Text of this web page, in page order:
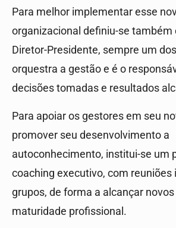
Para melhor implementar esse
organizacional definiu-se também
Diretor-Presidente, sempre um
orquestra a gestão e é o
decisões tomadas e resultados
Para apoiar os gestores em seu
promover seu desenvolvimento a
autoconhecimento, institui-se um
coaching executivo, com reuniões
grupos, de forma a alcançar
maturidade profissional.